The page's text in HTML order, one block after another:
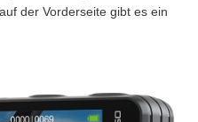
der Vorderseite gibt es ein